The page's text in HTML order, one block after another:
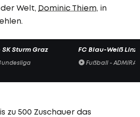
Welt, Dominic Thiem, in
SK Sturm Graz FC Blau-Weiß Linz
Fußball -
zu 500 Zuschauer das